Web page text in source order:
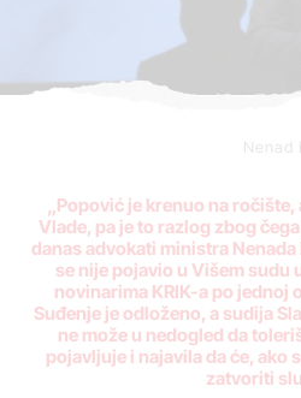
Nenad
„Popović je krenuo na
Vlade, pa je to razlog zbog
danas advokati ministra
se nije pojavio u Višem sudu
novinarima KRIK-a po jednoj
Suđenje je odloženo, a sudija
ne može u nedogled da
pojavljuje i najavila da će, ako
zatvoriti